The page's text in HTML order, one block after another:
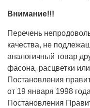
Внимание!!!
Перечень
качества, не
аналогичный товар
фасона, расцветки
Постановления
от 19 января 1998
Постановления